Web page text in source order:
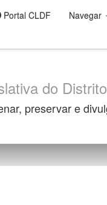
Portal CLDF Navegar
do
preservar e